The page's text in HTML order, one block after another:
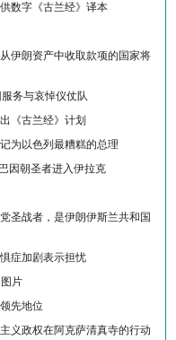
数字《古兰经》译本
伊朗资产中收取款项的国家将
务与哀悼仪仗队
《古兰经》计划
为以色列最糟糕的总理
因朝圣者进入伊拉克
圣战者，是伊朗伊斯兰共和国
症加剧表示担忧
片
先地位
义政权在阿克萨清真寺的行动